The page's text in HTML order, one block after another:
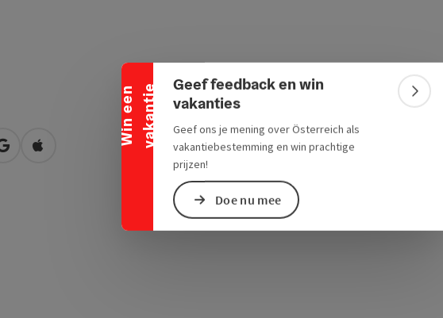
W
i
n
e
e
n
v
a
k
a
n
t
ie
Banner inklappen
Geef feedback en win
vakanties
Geef ons je mening over Österreich als
vakantiebestemming en win prachtige
prijzen!
Doe nu mee
Openen in Google Maps
Openen in Apple Maps